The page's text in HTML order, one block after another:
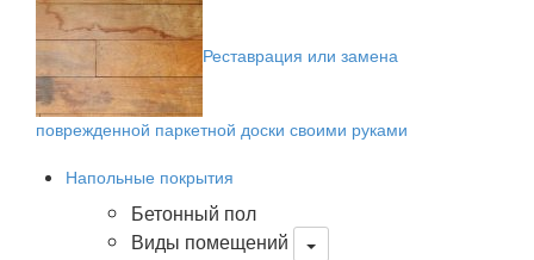
Реставрация или замена
поврежденной паркетной доски своими руками
Напольные покрытия
Бетонный пол
Виды помещений